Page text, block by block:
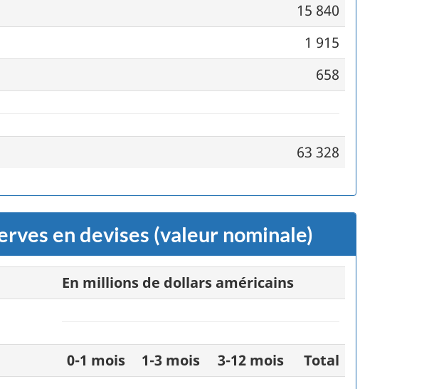
15 840
1 915
658
63 328
en devises (valeur nominale)
En millions de dollars américains
0-1 mois 1-3 mois 3-12 mois
Total